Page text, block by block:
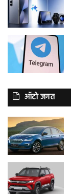
ऑटो जगत